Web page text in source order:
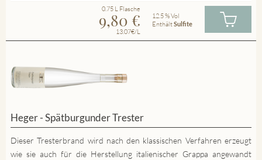
0.75 L Flasche
9,80 €
13.07€/L
12.5 % Vol
EnthältSulfite
Heger - Spätburgunder Trester
Dieser Tresterbrand wird nach den klassischen Verfahren erzeugt
wie sie auch für die Herstellung italienischer Grappa angewandt